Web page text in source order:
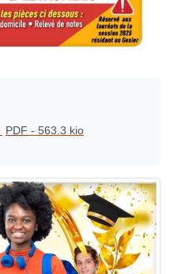
PDF - 563.3 kio